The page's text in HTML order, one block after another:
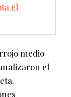
el
medio
el